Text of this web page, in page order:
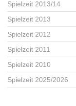
Spielzeit 2013/14
Spielzeit 2013
Spielzeit 2012
Spielzeit 2011
Spielzeit 2010
Spielzeit 2025/2026